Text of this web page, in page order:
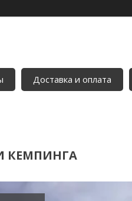
Доставка и оплата
КЕМПИНГА